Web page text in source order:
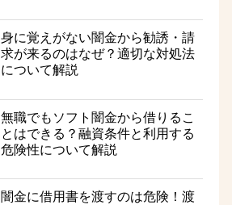
身に覚えがない闇金から勧誘・請
求が来るのはなぜ？適切な対処法
について解説
無職でもソフト闇金から借りるこ
とはできる？融資条件と利用する
危険性について解説
闇金に借用書を渡すのは危険！渡